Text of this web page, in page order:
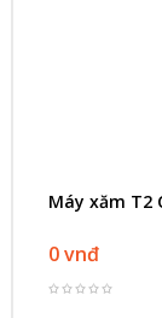
Máy xăm T2
0 vnđ